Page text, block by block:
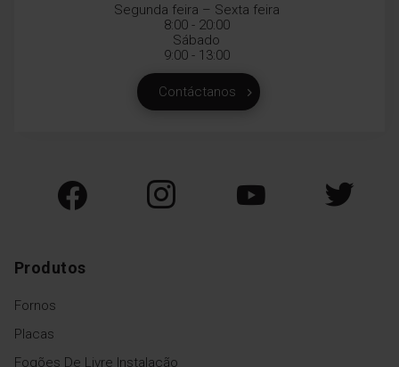
está completamente
congelada? Especifique
quanto pesa, e o micro-
ondas definirá a potência e a
duração
Segunda feira – Sexta feira
8:00 - 20:00
Sábado
9:00 - 13:00
Contáctanos
Produtos
Fornos
Placas
Fogões De Livre Instalação